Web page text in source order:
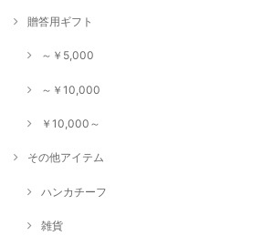
和紅茶でもこちらは風味が特別いいと感じました。
贈答用ギフト
～￥5,000
～￥10,000
￥10,000～
その他アイテム
ハンカチーフ
雑貨